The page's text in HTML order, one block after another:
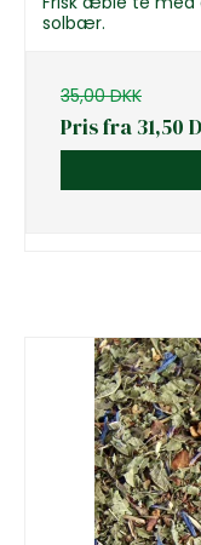
solbær.
35,00 DKK
Pris fra31,50